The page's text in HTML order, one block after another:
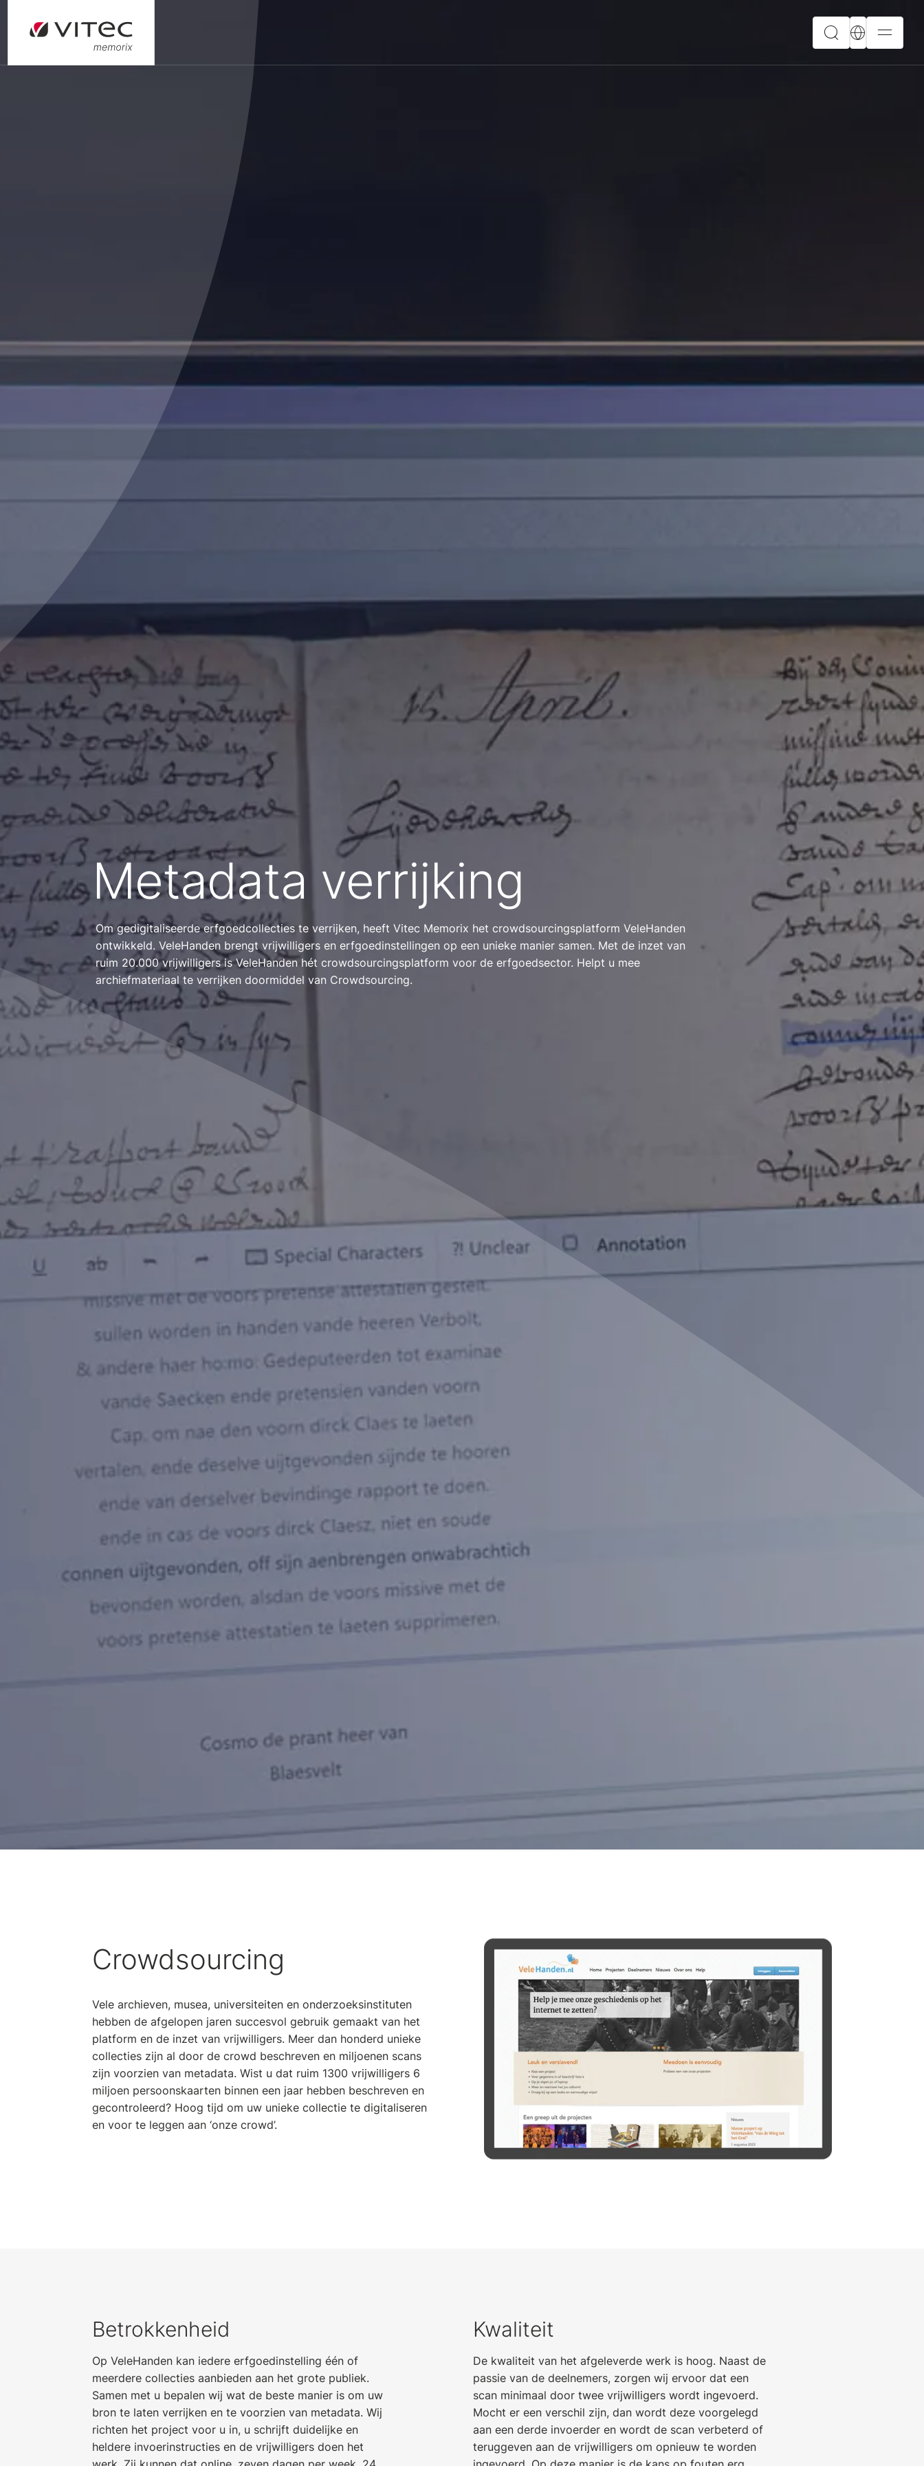
Metadata verrijking
Om gedigitaliseerde erfgoedcollecties te verrijken, heeft Vitec Memorix het crowdsourcingsplatform VeleHanden
ontwikkeld. VeleHanden brengt vrijwilligers en erfgoedinstellingen op een unieke manier samen. Met de inzet van
ruim 20.000 vrijwilligers is VeleHanden hét crowdsourcingsplatform voor de erfgoedsector. Helpt u mee
archiefmateriaal te verrijken doormiddel van Crowdsourcing.
Crowdsourcing
Vele archieven, musea, universiteiten en onderzoeksinstituten
hebben de afgelopen jaren succesvol gebruik gemaakt van het
platform en de inzet van vrijwilligers. Meer dan honderd unieke
collecties zijn al door de crowd beschreven en miljoenen scans
zijn voorzien van metadata. Wist u dat ruim 1300 vrijwilligers 6
miljoen persoonskaarten binnen een jaar hebben beschreven en
gecontroleerd? Hoog tijd om uw unieke collectie te digitaliseren
en voor te leggen aan ‘onze crowd’.
Betrokkenheid
Op VeleHanden kan iedere erfgoedinstelling één of
meerdere collecties aanbieden aan het grote publiek.
Samen met u bepalen wij wat de beste manier is om uw
bron te laten verrijken en te voorzien van metadata. Wij
richten het project voor u in, u schrijft duidelijke en
heldere invoerinstructies en de vrijwilligers doen het
Kwaliteit
De kwaliteit van het afgeleverde werk is hoog. Naast de
passie van de deelnemers, zorgen wij ervoor dat een
scan minimaal door twee vrijwilligers wordt ingevoerd.
Mocht er een verschil zijn, dan wordt deze voorgelegd
aan een derde invoerder en wordt de scan verbeterd of
teruggeven aan de vrijwilligers om opnieuw te worden